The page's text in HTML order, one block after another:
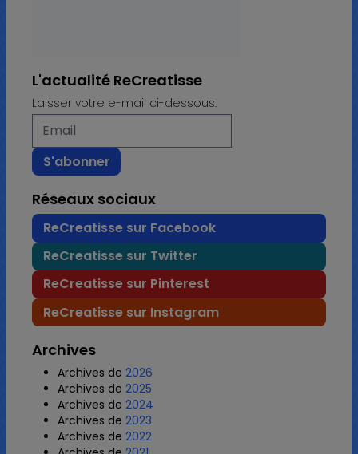
L'actualité ReCreatisse
Laisser votre e-mail ci-dessous.
Réseaux sociaux
ReCreatisse sur Facebook
ReCreatisse sur Twitter
ReCreatisse sur Pinterest
ReCreatisse sur Instagram
Archives
Archives de 2026
Archives de 2025
Archives de 2024
Archives de 2023
Archives de 2022